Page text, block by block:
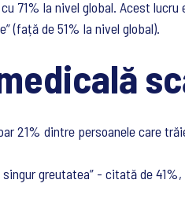
71% la nivel global. Acest lucru
(față de 51% la nivel global).
21% dintre persoanele care
greutatea” - citată de